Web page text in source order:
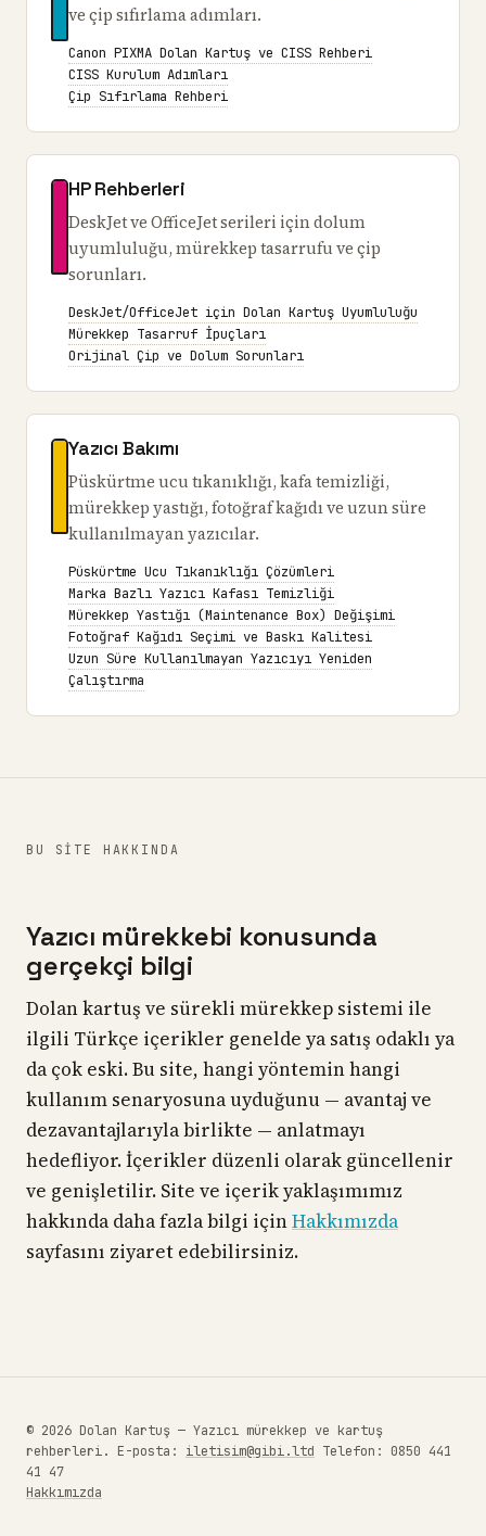
ve çip sıfırlama adımları.
Canon PIXMA Dolan Kartuş ve CISS Rehberi
CISS Kurulum Adımları
Çip Sıfırlama Rehberi
HP Rehberleri
DeskJet ve OfficeJet serileri için dolum
uyumluluğu, mürekkep tasarrufu ve çip
sorunları.
DeskJet/OfficeJet için Dolan Kartuş Uyumluluğu
Mürekkep Tasarruf İpuçları
Orijinal Çip ve Dolum Sorunları
Yazıcı Bakımı
Püskürtme ucu tıkanıklığı, kafa temizliği,
mürekkep yastığı, fotoğraf kağıdı ve uzun süre
kullanılmayan yazıcılar.
Püskürtme Ucu Tıkanıklığı Çözümleri
Marka Bazlı Yazıcı Kafası Temizliği
Mürekkep Yastığı (Maintenance Box) Değişimi
Fotoğraf Kağıdı Seçimi ve Baskı Kalitesi
Uzun Süre Kullanılmayan Yazıcıyı Yeniden
Çalıştırma
BU SITE HAKKINDA
Yazıcı mürekkebi konusunda
gerçekçi bilgi
Dolan kartuş ve sürekli mürekkep sistemi ile
ilgili Türkçe içerikler genelde ya satış odaklı ya
da çok eski. Bu site, hangi yöntemin hangi
kullanım senaryosuna uyduğunu — avantaj ve
dezavantajlarıyla birlikte — anlatmayı
hedefliyor. İçerikler düzenli olarak güncellenir
ve genişletilir. Site ve içerik yaklaşımımız
hakkında daha fazla bilgi içinHakkımızda
sayfasını ziyaret edebilirsiniz.
© 2026 Dolan Kartuş — Yazıcı mürekkep ve kartuş
rehberleri. E-posta: iletisim@gibi.ltd Telefon: 0850 441
41 47
Hakkımızda